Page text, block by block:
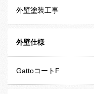
外壁塗装工事
外壁仕様
GattoコートF